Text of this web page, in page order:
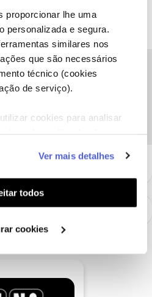
proporcionar lhe uma
personalizada e segura.
similares nos
que são necessários
técnico (cookies
de serviço).
cookies para analisar
personalização e
anúncios aos seus interesses
Pode gerir a
em "Configurar
Ver mais detalhes
todos
cookies
Forum|Forum|5 years ago
o mais breve possível.